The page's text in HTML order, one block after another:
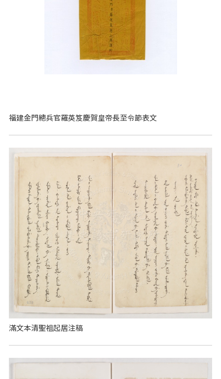
福建金門總兵官羅英笈慶賀皇帝長至令節表文
滿文本清聖祖起居注稿